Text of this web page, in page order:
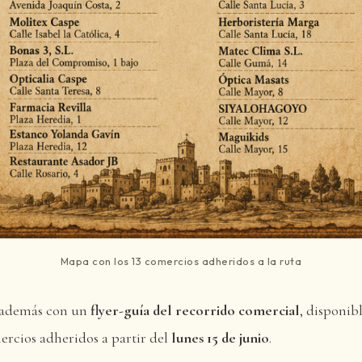
Mapa con los 13 comercios adheridos a la ruta
con un flyer-guía del recorrido comercial,
adheridos a partir del lunes 15 de junio.